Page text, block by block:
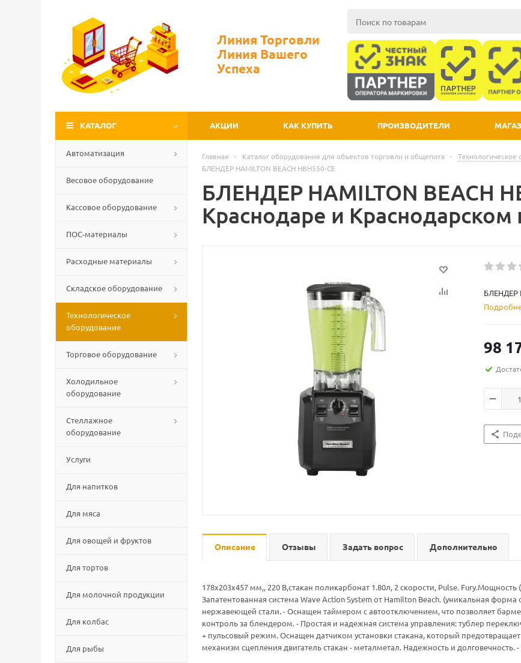
Линия Торговли
Линия Вашего
Успеха
КАТАЛОГ АКЦИИ КАК КУПИТЬ ПРОИЗВОДИТЕЛИ
Автоматизация
Весовое оборудование
Кассовое оборудование
ПОС-материалы
Расходные материалы
Складское оборудование
Технологическое
оборудование
Торговое оборудование
Холодильное
оборудование
Стеллажное
оборудование
Услуги
Для напитков
Для мяса
Для овощей и фруктов
Для тортов
Для молочной продукции
Для колбас
Для рыбы
Главная - Каталог оборудования для объектов торговли и общепита - Технологическое
БЛЕНДЕР HAMILTON BEACH HBH550-CE
БЛЕНДЕР HAMILTON BEACH
Краснодаре и Краснодарском
БЛЕНДЕР
98
Описание Отзывы Задать вопрос Дополнительно
178x203x457 мм,, 220 В,стакан поликарбонат 1.80л, 2 скорости, Pulse.
Запатентованная система Wave Action System от Hamilton Beach. (уникальная
нержавеющей стали. - Оснащен таймером с автоотключением, что позволяет
контроль за блендером. - Простая и надежная система управления: тублер
+ пульсовый режим. Оснащен датчиком установки стакана, который
механизм сцепления двигатель стакан - металметал. Надежность и долговечность.